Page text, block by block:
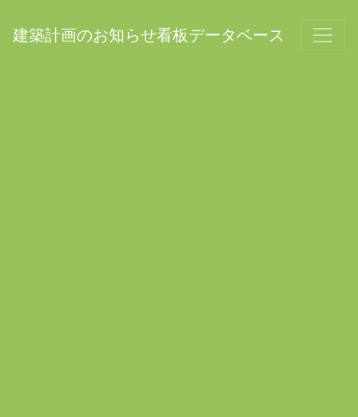
建築計画のお知らせ看板データベース